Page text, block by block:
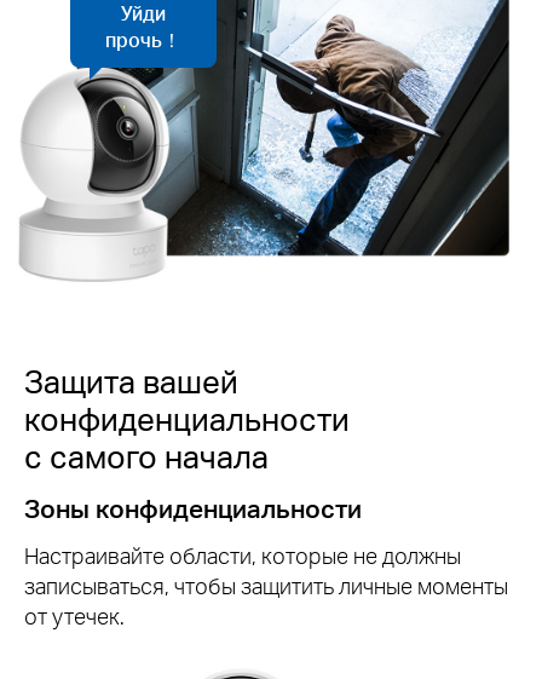
Уйди
прочь！
Защита вашей
конфиденциальности
с самого начала
Зоны конфиденциальности
Настраивайте области, которые не должны
записываться, чтобы защитить личные моменты
от утечек.